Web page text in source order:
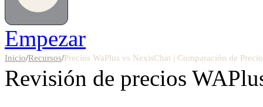
Empezar
Inicio/Recursos/Precios WaPlus vs NexisChat | Comparación de
Revisión de precios